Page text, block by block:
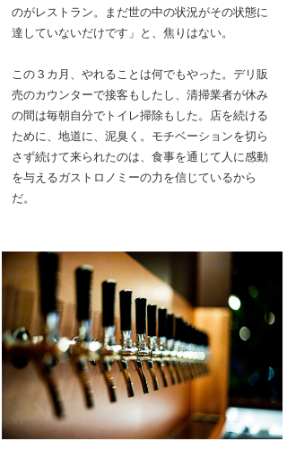
のがレストラン。まだ世の中の状況がその状態に
達していないだけです」と、焦りはない。
この３カ月、やれることは何でもやった。デリ販
売のカウンターで接客もしたし、清掃業者が休み
の間は毎朝自分でトイレ掃除もした。店を続ける
ために、地道に、泥臭く。モチベーションを切ら
さず続けて来られたのは、食事を通じて人に感動
を与えるガストロノミーの力を信じているから
だ。